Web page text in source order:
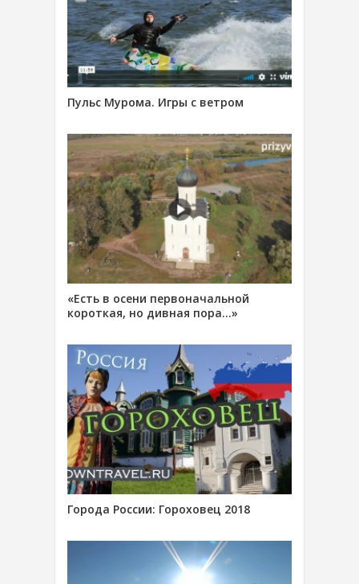
Пульс Мурома. Игры с ветром
«Есть в осени первоначальной
короткая, но дивная пора…»
Города России: Гороховец 2018